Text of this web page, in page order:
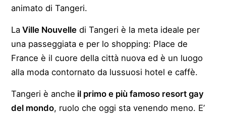
animato di Tangeri.
La Ville Nouvelle di Tangeri è la meta ideale per
una passeggiata e per lo shopping: Place de
France è il cuore della città nuova ed è un luogo
alla moda contornato da lussuosi hotel e caffè.
Tangeri è anche il primo e più famoso resort gay
del mondo, ruolo che oggi sta venendo meno. E’